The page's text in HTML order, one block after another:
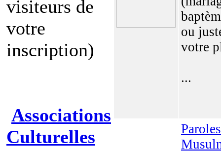
visiteurs de
votre
inscription)
Associations
Culturelles
ou
votre
...